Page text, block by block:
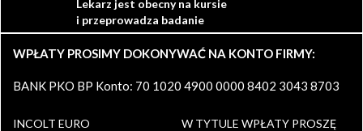
Lekarz jest obecny na kursie
i przeprowadza badanie
WPŁATY PROSIMY DOKONYWAĆ NA KONTO FIRMY:
BANK PKO BP Konto: 70 1020 4900 0000 8402 3043 8703
INCOLT EURO
W TYTULE WPŁATY PROSZĘ